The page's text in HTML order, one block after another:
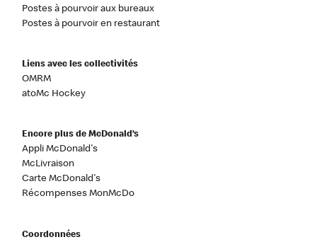
Postes à pourvoir aux bureaux
Postes à pourvoir en restaurant
Liens avec les collectivités
OMRM
atoMc Hockey
Encore plus de McDonald’s
Appli McDonald's
McLivraison
Carte McDonald's
Récompenses MonMcDo
Coordonnées